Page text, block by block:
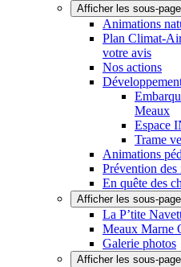
Afficher les sous-
Animations
Plan Climat-
votre avis
Nos actions
Meaux
Espace
Trame
Animations
Prévention
En quête des
Afficher les sous-
La P’tite
Meaux Marne
Galerie photos
Afficher les sous-